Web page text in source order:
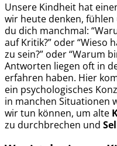
Unsere Kindheit hat
wir heute denken,
du dich manchmal:
auf Kritik?” oder “Wieso
zu sein?” oder “Warum
Antworten liegen oft in
erfahren haben. Hier
ein psychologisches
in manchen Situationen
wir tun können, um alte
zu durchbrechen und